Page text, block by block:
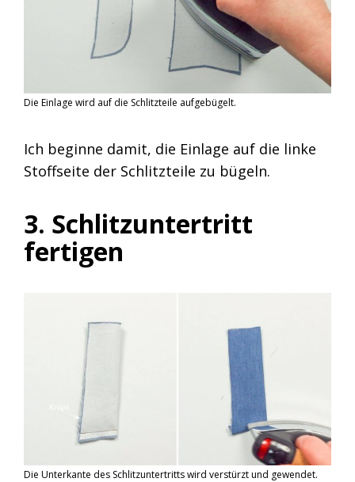
Die Einlage wird auf die Schlitzteile aufgebügelt.
Ich beginne damit, die Einlage auf die linke
Stoffseite der Schlitzteile zu bügeln.
3. Schlitzuntertritt
fertigen
Die Unterkante des Schlitzuntertritts wird verstürzt und gewendet.